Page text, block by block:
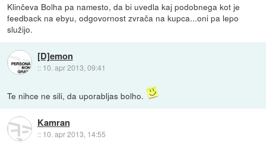
Klinčeva Bolha pa namesto, da bi uvedla kaj podobnega kot je
feedback na ebyu, odgovornost zvrača na kupca...oni pa lepo
služijo.
[D]emon
:: 10. apr 2013, 09:41
Te nihce ne sili, da uporabljas bolho.
Kamran
:: 10. apr 2013, 14:55